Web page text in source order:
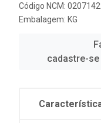
Código NCM:
Embalagem: KG
cadastre-